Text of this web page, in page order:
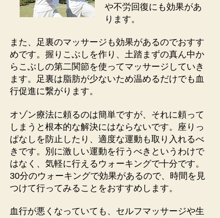
や不労回復にも効果があ
ります。
また、足裏のマッサージも効果があるのでおすす
めです。握りこぶしを作り、土踏まずの真ん中か
らこぶしの第二関節を使ってマッサージしていき
ます。足裏は脂肪が少ないため温めるだけでも血
行促進に繋がります。
オゾン療法に頼るのは簡単ですが、それに頼って
しまうと根本的な解決にはならないです。座りっ
ぱなしを防止したり、適度な運動も取り入れるべ
きです。別に激しい運動を行うべきというわけで
はなく、気軽に行えるウォーキングで十分です。
30分のウォーキングで効果があるので、時間を見
つけて行ってみることをおすすめします。
血行が悪くなっていても、セルフマッサージや生